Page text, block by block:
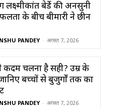
लक्ष्मीकांत बेर्डे की अनसुनी
के बीच बीमारी ने छीन
PANDEY - अगस्त 7, 2026
कदम चलना है सही? उम्र के
बच्चों से बुजुर्गों तक का
PANDEY - अगस्त 7, 2026